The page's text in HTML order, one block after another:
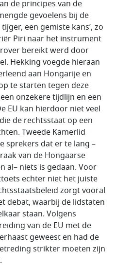
de principes van de
gevoelens bij de
een gemiste kans’, zo
Piri naar het instrument
bereikt werd door
Hekking voegde hieraan
aan Hongarije en
te starten tegen deze
onzekere tijdlijn en een
EU kan hierdoor niet veel
de rechtsstaat op een
Tweede Kamerlid
sprekers dat er te lang –
van de Hongaarse
al– niets is gedaan. Voor
echter niet het juiste
zorgt vooral
debat, waarbij de lidstaten
staan. Volgens
van de EU met de
geweest en had de
strikter moeten zijn